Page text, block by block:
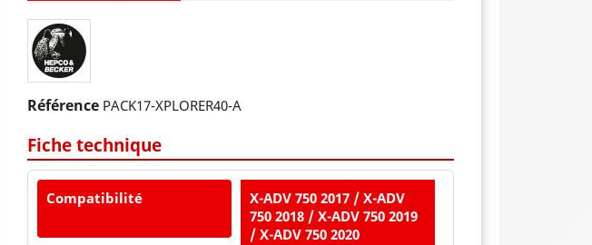
Référence PACK17-XPLORER40-A
Fiche technique
Compatibilité
X-ADV 750 2017 / X-ADV
750 2018 / X-ADV 750 2019
/ X-ADV 750 2020